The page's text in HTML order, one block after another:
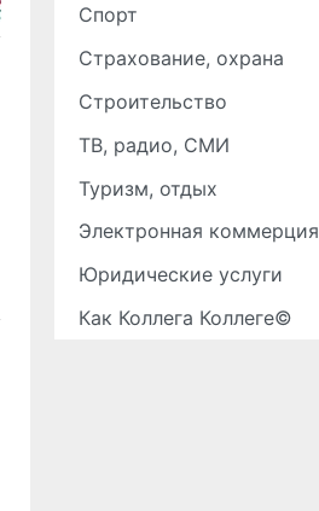
Спорт
Страхование, охрана
Строительство
ТВ, радио, СМИ
Туризм, отдых
Электронная коммерция
Юридические услуги
Как Коллега Коллеге©